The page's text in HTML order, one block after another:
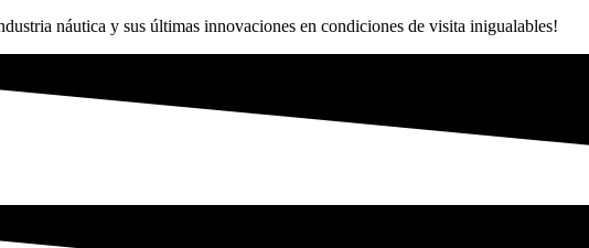
náutica y sus últimas innovaciones en condiciones de visita inigualables!